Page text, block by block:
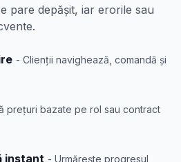
pare depășit, iar erorile sau
- Clienții navighează, comandă și
prețuri bazate pe rol sau contract
instant - Urmărește progresul